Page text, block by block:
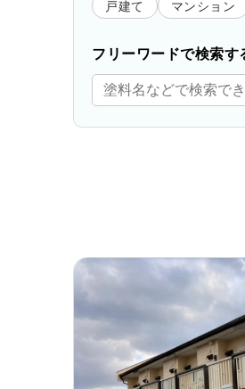
戸建て マンション
フリーワードで検索す